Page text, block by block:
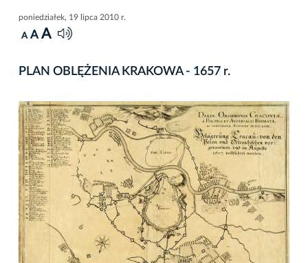
poniedziałek, 19 lipca 2010 r.
A A A
PLAN OBLĘŻENIA KRAKOWA - 1657 r.